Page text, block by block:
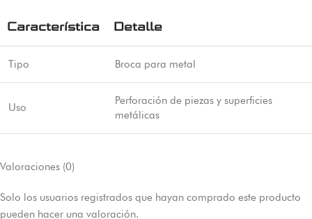
Característica Detalle
Tipo Broca para metal
Uso
Perforación de piezas y superficies
metálicas
Valoraciones (0)
Solo los usuarios registrados que hayan comprado este producto
pueden hacer una valoración.